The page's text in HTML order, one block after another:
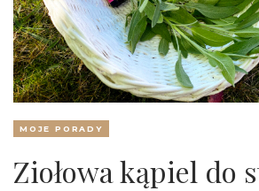
MOJE PORADY
Ziołowa kąpiel do